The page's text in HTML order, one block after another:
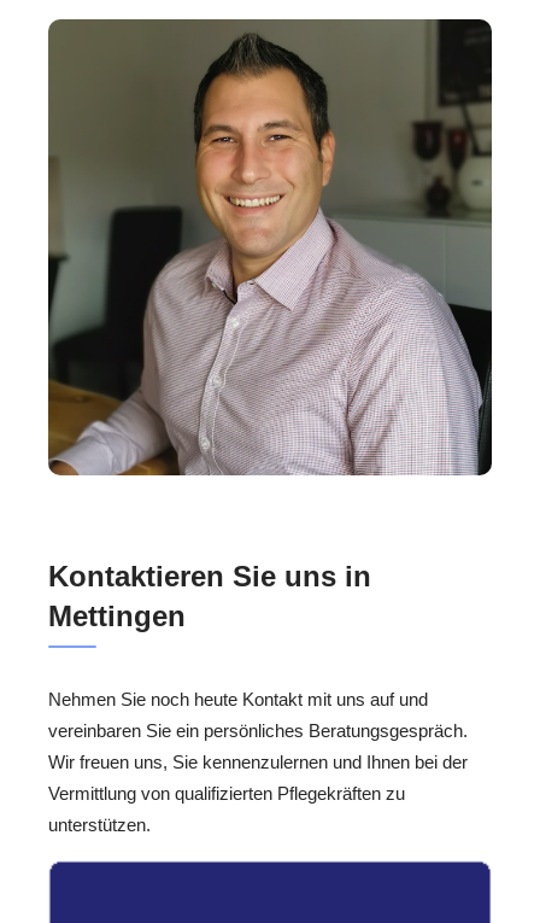
Kontaktieren Sie uns in
Mettingen
Nehmen Sie noch heute Kontakt mit uns auf und
vereinbaren Sie ein persönliches Beratungsgespräch.
Wir freuen uns, Sie kennenzulernen und Ihnen bei der
Vermittlung von qualifizierten Pflegekräften zu
unterstützen.